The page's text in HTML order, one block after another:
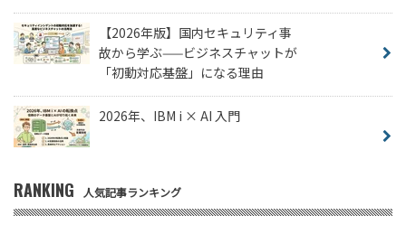
【2026年版】国内セキュリティ事
故から学ぶ——ビジネスチャットが
「初動対応基盤」になる理由
2026年、IBM i × AI 入門
RANKING 人気記事ランキング